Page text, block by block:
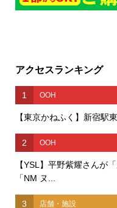
アクセスランキング
1 OOH
【東京かねふく】新宿駅
2 OOH
【YSL】平野紫耀さんが
「NM ヌ...
3 店舗・施設